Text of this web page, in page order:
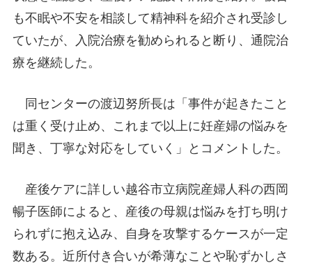
も不眠や不安を相談して精神科を紹介され受診し
ていたが、入院治療を勧められると断り、通院治
療を継続した。
同センターの渡辺努所長は「事件が起きたこと
は重く受け止め、これまで以上に妊産婦の悩みを
聞き、丁寧な対応をしていく」とコメントした。
産後ケアに詳しい越谷市立病院産婦人科の西岡
暢子医師によると、産後の母親は悩みを打ち明け
られずに抱え込み、自身を攻撃するケースが一定
数ある。近所付き合いが希薄なことや恥ずかしさ